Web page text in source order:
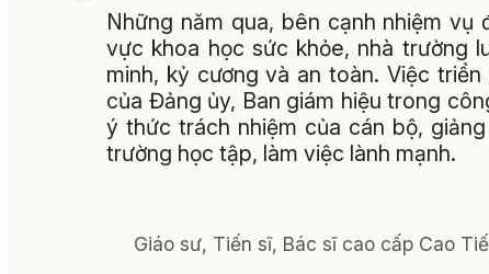
Những năm qua, bên cạnh nhiệm
vực khoa học sức khỏe, nhà trường
minh, kỷ cương và an toàn. Việc
của Đảng ủy, Ban giám hiệu trong
ý thức trách nhiệm của cán bộ,
trường học tập, làm việc lành mạnh.
Giáo sư, Tiến sĩ, Bác sĩ cao cấp Cao